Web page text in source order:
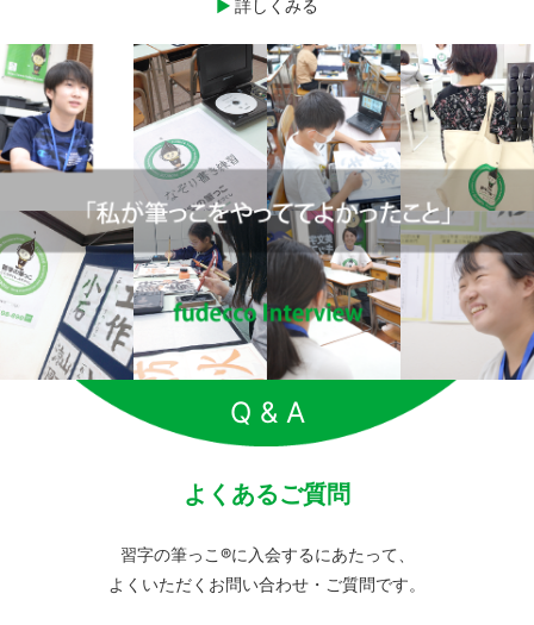
詳しくみる
Q & A
よくあるご質問
習字の筆っこ®に入会するにあたって、
よくいただくお問い合わせ・ご質問です。